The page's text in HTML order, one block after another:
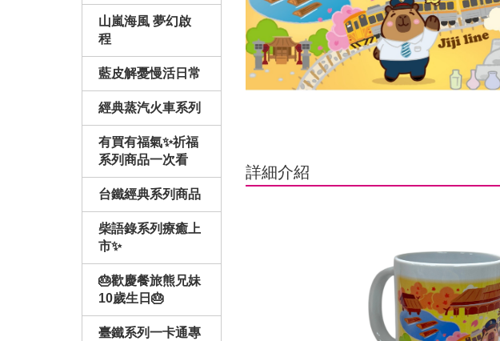
山嵐海風 夢幻啟
程
藍皮解憂慢活日常
經典蒸汽火車系列
有買有福氣✨祈福
系列商品一次看
台鐵經典系列商品
柴語錄系列療癒上
市✨
🎂歡慶餐旅熊兄妹
10歲生日🎂
臺鐵系列一卡通專
詳細介紹